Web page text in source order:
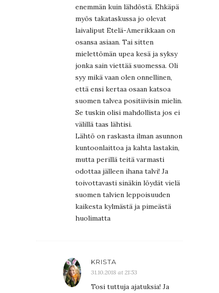
enemmän kuin lähdöstä. Ehkäpä
myös takataskussa jo olevat
laivaliput Etelä-Amerikkaan on
osansa asiaan. Tai sitten
mielettömän upea kesä ja syksy
jonka sain viettää suomessa. Oli
syy mikä vaan olen onnellinen,
että ensi kertaa osaan katsoa
suomen talvea positiivisin mielin.
Se tuskin olisi mahdollista jos ei
välillä taas lähtisi.
Lähtö on raskasta ilman asunnon
kuntoonlaittoa ja kahta lastakin,
mutta perillä teitä varmasti
odottaa jälleen ihana talvi! Ja
toivottavasti sinäkin löydät vielä
suomen talvien leppoisuuden
kaikesta kylmästä ja pimeästä
huolimatta
KRISTA
31.10.2018 at 21:53
Tosi tuttuja ajatuksia! Ja